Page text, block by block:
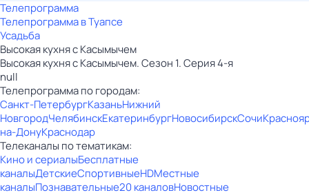
Телепрограмма
Телепрограмма в Туапсе
Усадьба
Высокая кухня с Касымычем
Высокая кухня с Касымычем. Сезон 1. Серия 4-я
null
Телепрограмма по городам:
Санкт-ПетербургКазаньНижний
НовгородЧелябинскЕкатеринбургНовосибирскСочи
на-ДонуКраснодар
Телеканалы по тематикам:
Кино и сериалыБесплатные
каналыДетскиеСпортивныеHDМестные
каналыПознавательные20 каналовНовостные